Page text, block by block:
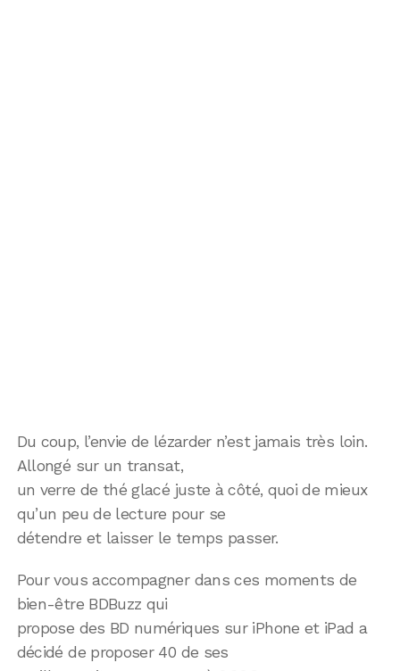
Du coup, l’envie de lézarder n’est jamais très loin.
Allongé sur un transat,
un verre de thé glacé juste à côté, quoi de mieux
qu’un peu de lecture pour se
détendre et laisser le temps passer.
Pour vous accompagner dans ces moments de
bien-être BDBuzz qui
propose des BD numériques sur iPhone et iPad a
décidé de proposer 40 de ses